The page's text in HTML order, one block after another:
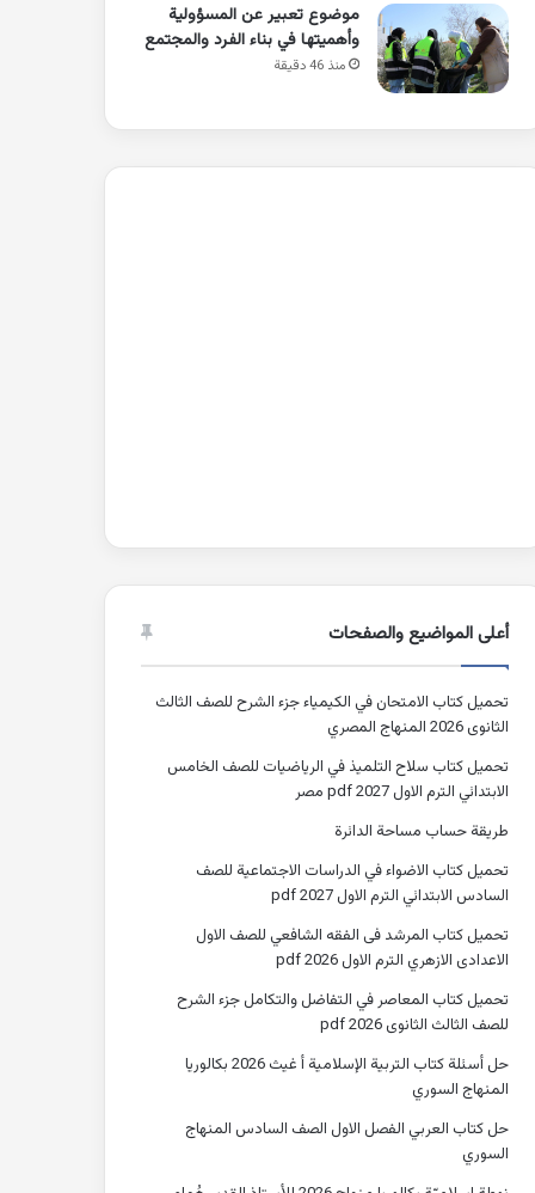
موضوع تعبير عن المسؤولية
وأهميتها في بناء الفرد والمجتمع
منذ 46 دقيقة
أعلى المواضيع والصفحات
تحميل كتاب الامتحان في الكيمياء جزء الشرح للصف الثالث
الثانوى 2026 المنهاج المصري
تحميل كتاب سلاح التلميذ في الرياضيات للصف الخامس
الابتدائي الترم الاول 2027 pdf مصر
طريقة حساب مساحة الدائرة
تحميل كتاب الاضواء في الدراسات الاجتماعية للصف
السادس الابتدائي الترم الاول 2027 pdf
تحميل كتاب المرشد فى الفقه الشافعي للصف الاول
الاعدادى الازهري الترم الاول 2026 pdf
تحميل كتاب المعاصر في التفاضل والتكامل جزء الشرح
للصف الثالث الثانوى 2026 pdf
حل أسئلة كتاب التربية الإسلامية أ غيث 2026 بكالوريا
المنهاج السوري
حل كتاب العربي الفصل الاول الصف السادس المنهاج
السوري